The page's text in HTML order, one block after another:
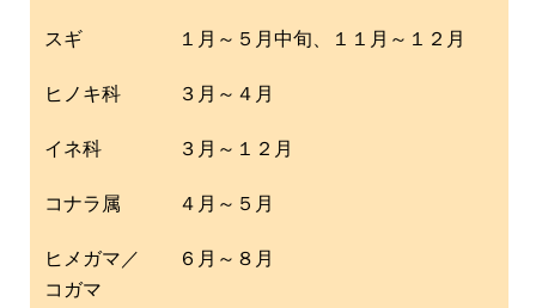
スギ １月～５月中旬、１１月～１２月
ヒノキ科 ３月～４月
イネ科 ３月～１２月
コナラ属 ４月～５月
ヒメガマ／ ６月～８月
コガマ